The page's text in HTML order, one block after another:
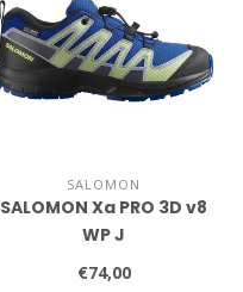
SALOMON
SALOMON Xa PRO 3D v8
WP J
€74,00